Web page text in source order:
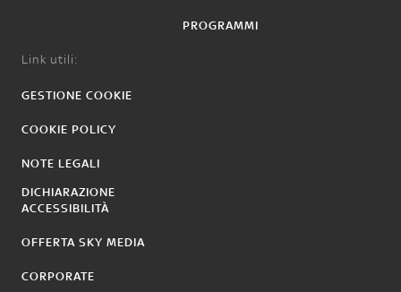
PROGRAMMI
Link utili:
GESTIONE COOKIE
COOKIE POLICY
NOTE LEGALI
DICHIARAZIONE
ACCESSIBILITÀ
OFFERTA SKY MEDIA
CORPORATE